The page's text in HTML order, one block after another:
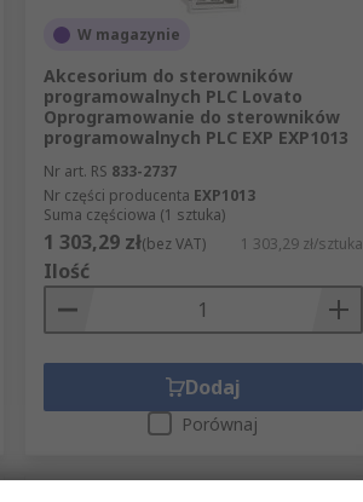
W magazynie
Akcesorium do sterowników
programowalnych PLC Lovato
Oprogramowanie do sterowników
programowalnych PLC EXP EXP1013
Nr art. RS 833-2737
Nr części producenta EXP1013
Suma częściowa (1 sztuka)
1 303,29 zł(bez VAT) 1 303,29 zł/sztuka
Ilość
Dodaj
Porównaj